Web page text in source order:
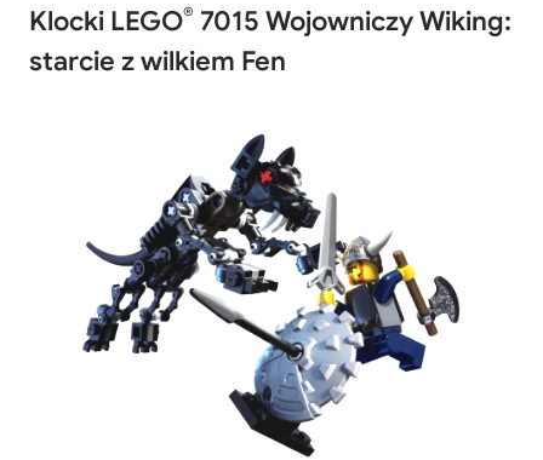
Klocki LEGO® 7015 Wojowniczy Wiking:
starcie z wilkiem Fen